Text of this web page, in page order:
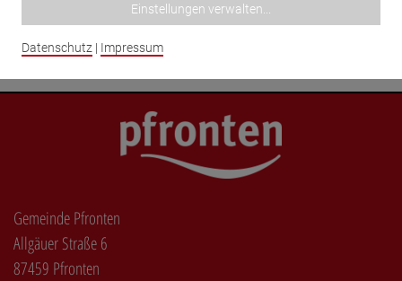
Gemeinde Pfronten
Allgäuer Straße 6
87459 Pfronten
Einstellungen verwalten
Datenschutz | Impressum